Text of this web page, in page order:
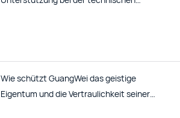
Wie schützt GuangWei das geistige
Eigentum und die Vertraulichkeit seiner